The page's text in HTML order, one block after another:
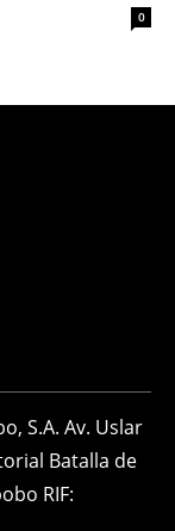
0
S.A. Av. Uslar
Batalla de
RIF: